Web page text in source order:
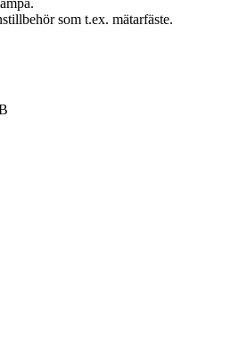
som t.ex. mätarfäste.